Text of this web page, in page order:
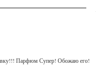
Парфюм Супер! Обожаю его!